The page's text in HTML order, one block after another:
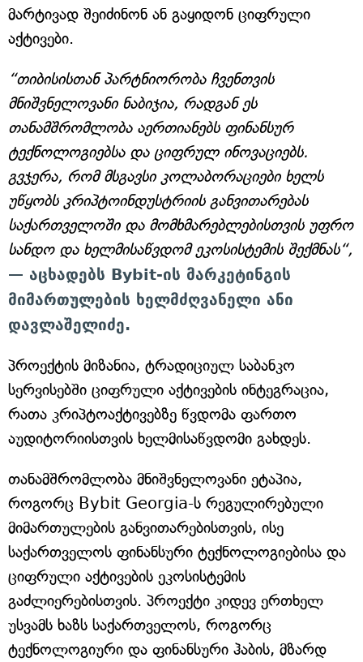
მარტივად შეიძინონ ან გაყიდონ ციფრული
აქტივები.
“თიბისისთან პარტნიორობა ჩვენთვის
მნიშვნელოვანი ნაბიჯია, რადგან ეს
თანამშრომლობა აერთიანებს ფინანსურ
ტექნოლოგიებსა და ციფრულ ინოვაციებს.
გვჯერა, რომ მსგავსი კოლაბორაციები ხელს
უწყობს კრიპტოინდუსტრიის განვითარებას
საქართველოში და მომხმარებლებისთვის უფრო
სანდო და ხელმისაწვდომ ეკოსისტემის შექმნას“,
— აცხადებს Bybit-ის მარკეტინგის
მიმართულების ხელმძღვანელი ანი
დავლაშელიძე.
პროექტის მიზანია, ტრადიციულ საბანკო
სერვისებში ციფრული აქტივების ინტეგრაცია,
რათა კრიპტოაქტივებზე წვდომა ფართო
აუდიტორიისთვის ხელმისაწვდომი გახდეს.
თანამშრომლობა მნიშვნელოვანი ეტაპია,
როგორც Bybit Georgia-ს რეგულირებული
მიმართულების განვითარებისთვის, ისე
საქართველოს ფინანსური ტექნოლოგიებისა და
ციფრული აქტივების ეკოსისტემის
გაძლიერებისთვის. პროექტი კიდევ ერთხელ
უსვამს ხაზს საქართველოს, როგორც
ტექნოლოგიური და ფინანსური ჰაბის, მზარდ